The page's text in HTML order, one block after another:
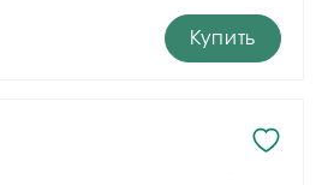
Купить